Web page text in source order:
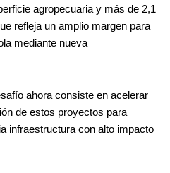
agropecuaria y más de 2,1
refleja un amplio margen para
mediante nueva
ahora consiste en acelerar
de estos proyectos para
infraestructura con alto impacto